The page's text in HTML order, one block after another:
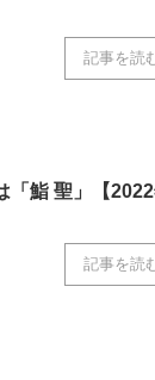
記事を読
「鮨 聖」【
記事を読